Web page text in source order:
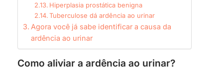
Hiperplasia prostática benigna
Tuberculose dá ardência ao urinar
Agora você já sabe identificar a causa da
ardência ao urinar
Como aliviar a ardência ao urinar?